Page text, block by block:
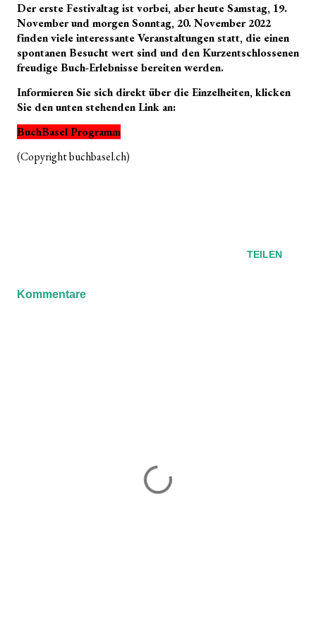
Der erste Festivaltag ist vorbei, aber heute Samstag, 19.
November und morgen Sonntag, 20. November 2022
finden viele interessante Veranstaltungen statt, die einen
spontanen Besucht wert sind und den Kurzentschlossenen
freudige Buch-Erlebnisse bereiten werden.
Informieren Sie sich direkt über die Einzelheiten, klicken
Sie den unten stehenden Link an:
BuchBasel Programm
(Copyright buchbasel.ch)
TEILEN
Kommentare